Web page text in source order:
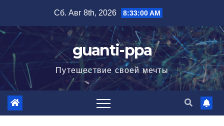
содержимому
Сб. Авг 8th, 2026 8:33:01 AM
guanti-ppa
Путешествие своей мечты